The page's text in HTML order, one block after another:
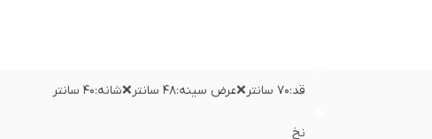
قد:۷۰ سانتر❌عرض سینه:۴۸ سانتر❌شانه:۴۰ سانتر
نخ